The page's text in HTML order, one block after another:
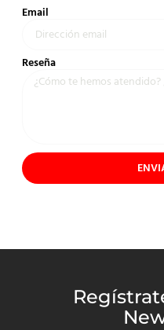
Email
Reseña